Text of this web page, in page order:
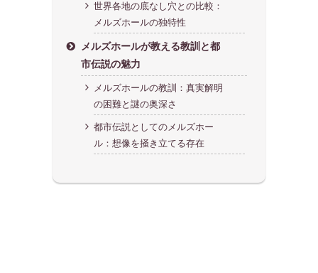
世界各地の底なし穴との比較：
メルズホールの独特性
メルズホールが教える教訓と都
市伝説の魅力
メルズホールの教訓：真実解明
の困難と謎の奥深さ
都市伝説としてのメルズホー
ル：想像を掻き立てる存在